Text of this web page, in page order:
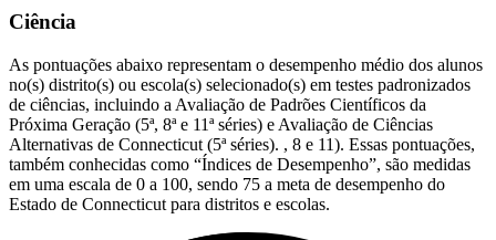
Ciência
As pontuações abaixo representam o desempenho médio dos alunos
no(s) distrito(s) ou escola(s) selecionado(s) em testes padronizados
de ciências, incluindo a Avaliação de Padrões Científicos da
Próxima Geração (5ª, 8ª e 11ª séries) e Avaliação de Ciências
Alternativas de Connecticut (5ª séries). , 8 e 11). Essas pontuações,
também conhecidas como “Índices de Desempenho”, são medidas
em uma escala de 0 a 100, sendo 75 a meta de desempenho do
Estado de Connecticut para distritos e escolas.